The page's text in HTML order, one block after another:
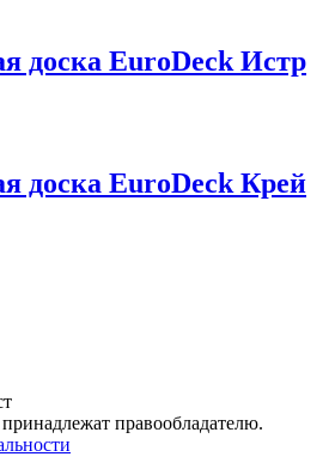
доска EuroDeck Истр
доска EuroDeck Крей
правообладателю.